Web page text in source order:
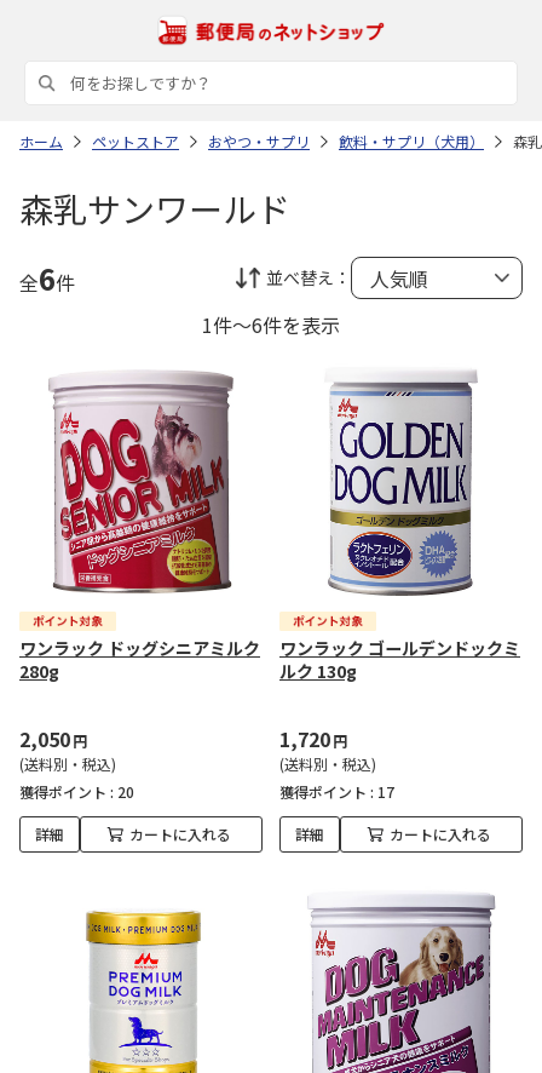
ホーム ペットストア おやつ・サプリ 飲料・サプリ（犬用） 森
森乳サンワールド
全6件 並べ替え：
1件～6件を表示
ワンラック ドッグシニアミルク
280g
2,050円
(送料別・税込)
獲得ポイント : 20
詳細 カートに入れる
ワンラック ゴールデンドックミ
ルク 130g
1,720円
(送料別・税込)
獲得ポイント : 17
詳細 カートに入れる